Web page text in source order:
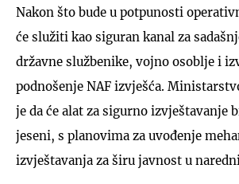
Nakon što bude u potpunosti
će služiti kao siguran kanal za
državne službenike, vojno osoblje i
podnošenje NAF izvješća.
je da će alat za sigurno izvještavanje
jeseni, s planovima za uvođenje
izvještavanja za širu javnost u